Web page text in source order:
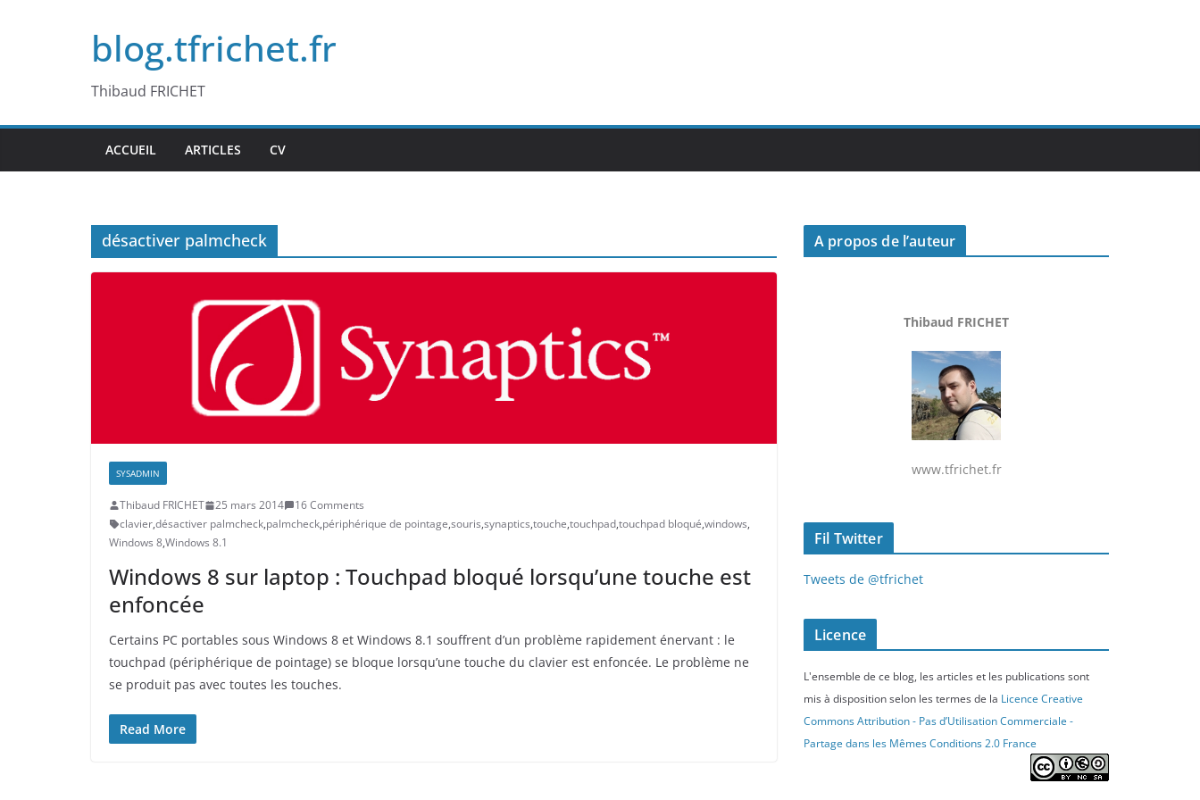
blog.tfrichet.fr
Thibaud FRICHET
ACCUEIL ARTICLES CV
désactiver palmcheck
SYSADMIN
Thibaud FRICHET 25 mars 2014
16 Comments
clavier,désactiver palmcheck,palmcheck,périphérique de pointage,souris,synaptics,touche,touchpad,touchpad bloqué,windows,
Windows 8,Windows 8.1
Windows 8 sur laptop : Touchpad bloqué lorsqu’une touche est
enfoncée
Certains PC portables sous Windows 8 et Windows 8.1 souffrent d’un problème rapidement énervant : le
touchpad (périphérique de pointage) se bloque lorsqu’une touche du clavier est enfoncée. Le problème ne
se produit pas avec toutes les touches.
Read More
A propos de l’auteur
Thibaud FRICHET
www.tfrichet.fr
Fil Twitter
Tweets de @tfrichet
Licence
L'ensemble de ce blog, les articles et les publications sont
mis à disposition selon les termes de la Licence Creative
Commons Attribution - Pas d’Utilisation Commerciale -
Partage dans les Mêmes Conditions 2.0 France